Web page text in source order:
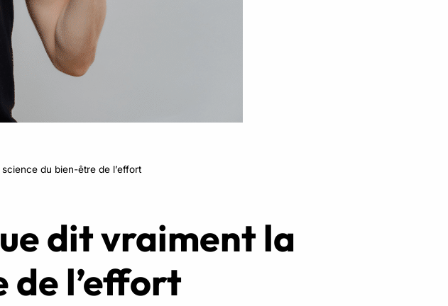
Danse Kids
Boxe Kids
du bien-être de l’effort
dit vraiment la
de l’effort